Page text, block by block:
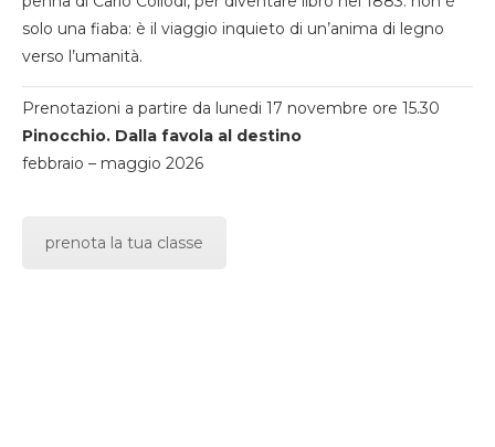
solo una fiaba: è il viaggio inquieto di un’anima di legno
verso l’umanità.
Prenotazioni a partire da lunedi 17 novembre ore 15.30
Pinocchio. Dalla favola al destino
febbraio – maggio 2026
prenota la tua classe